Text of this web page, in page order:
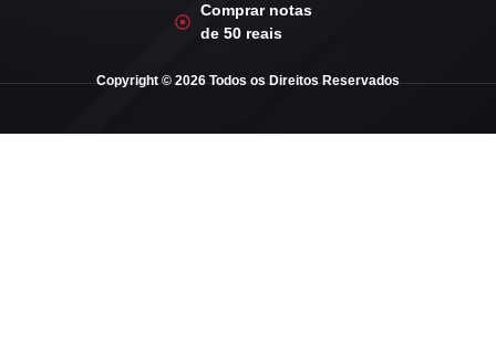
Comprar notas
de 50 reais
Copyright © 2026 Todos os Direitos Reservados